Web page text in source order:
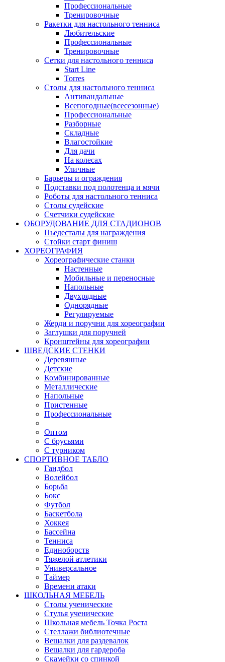
Профессиональные
Тренировочные
Ракетки для настольного тенниса
Любительские
Профессиональные
Тренировочные
Сетки для настольного тенниса
Start Line
Torres
Столы для настольного тенниса
Антивандальные
Всепогодные(всесезонные)
Профессиональные
Разборные
Складные
Влагостойкие
Для дачи
На колесах
Уличные
Барьеры и ограждения
Подставки под полотенца и мячи
Роботы для настольного тенниса
Столы судейские
Счетчики судейские
ОБОРУДОВАНИЕ ДЛЯ СТАДИОНОВ
Пьедесталы для награждения
Стойки старт финиш
ХОРЕОГРАФИЯ
Хореографические станки
Настенные
Мобильные и переносные
Напольные
Двухрядные
Однорядные
Регулируемые
Жерди и поручни для хореографии
Заглушки для поручней
Кронштейны для хореографии
ШВЕДСКИЕ СТЕНКИ
Деревянные
Детские
Комбинированные
Металлические
Напольные
Пристенные
Профессиональные
Оптом
С брусьями
С турником
СПОРТИВНОЕ ТАБЛО
Гандбол
Волейбол
Борьба
Бокс
Футбол
Баскетбола
Хоккея
Бассейна
Тенниса
Единоборств
Тяжелой атлетики
Универсальное
Таймер
Времени атаки
ШКОЛЬНАЯ МЕБЕЛЬ
Столы ученические
Стулья ученические
Школьная мебель Точка Роста
Стеллажи библиотечные
Вешалки для раздевалок
Вешалки для гардероба
Скамейки со спинкой